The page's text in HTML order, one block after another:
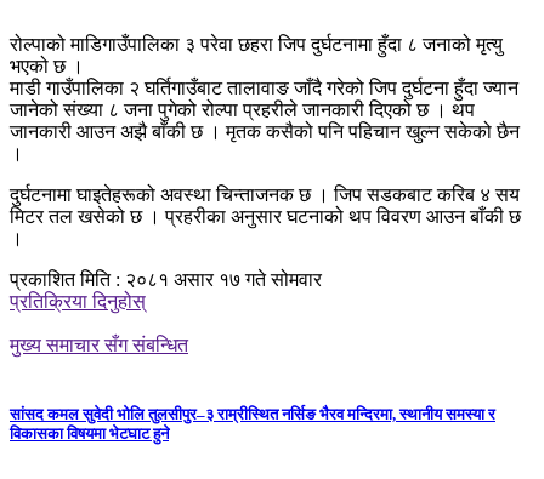
रोल्पाको माडिगाउँपालिका ३ परेवा छहरा जिप दुर्घटनामा हुँदा ८ जनाको मृत्यु
भएको छ ।
माडी गाउँपालिका २ घर्तिगाउँबाट तालावाङ जाँदै गरेको जिप दुर्घटना हुँदा ज्यान
जानेको संख्या ८ जना पुगेको रोल्पा प्रहरीले जानकारी दिएको छ । थप
जानकारी आउन अझै बाँकी छ । मृतक कसैको पनि पहिचान खुल्न सकेको छैन
।
दुर्घटनामा घाइतेहरूको अवस्था चिन्ताजनक छ । जिप सडकबाट करिब ४ सय
मिटर तल खसेको छ । प्रहरीका अनुसार घटनाको थप विवरण आउन बाँकी छ
।
प्रकाशित मिति : २०८१ असार १७ गते सोमवार
प्रतिक्रिया दिनुहोस्
मुख्य समाचार सँग संबन्धित
सांसद कमल सुवेदी भोलि तुलसीपुर–३ राम्रीस्थित नर्सिङ भैरव मन्दिरमा, स्थानीय समस्या र
विकासका विषयमा भेटघाट हुने